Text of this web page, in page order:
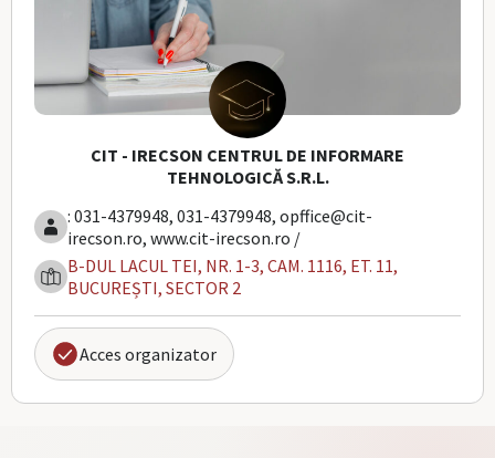
CIT - IRECSON CENTRUL DE INFORMARE
TEHNOLOGICĂ S.R.L.
: 031-4379948, 031-4379948, opffice@cit-
irecson.ro, www.cit-irecson.ro /
B-DUL LACUL TEI, NR. 1-3, CAM. 1116, ET. 11,
BUCUREȘTI, SECTOR 2
Acces organizator